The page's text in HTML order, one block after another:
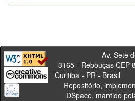
Av. Sete de
3165 - Rebouças CEP
Curitiba - PR
Repositório,
DSpace, mantido